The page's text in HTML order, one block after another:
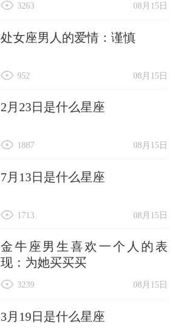
08月15日
3263
处女座男人的爱情：谨慎
08月15日
952
2月23日是什么星座
08月15日
1887
7月13日是什么星座
08月15日
1713
金牛座男生喜欢一个人的表
现：为她买买买
08月15日
3239
3月19日是什么星座